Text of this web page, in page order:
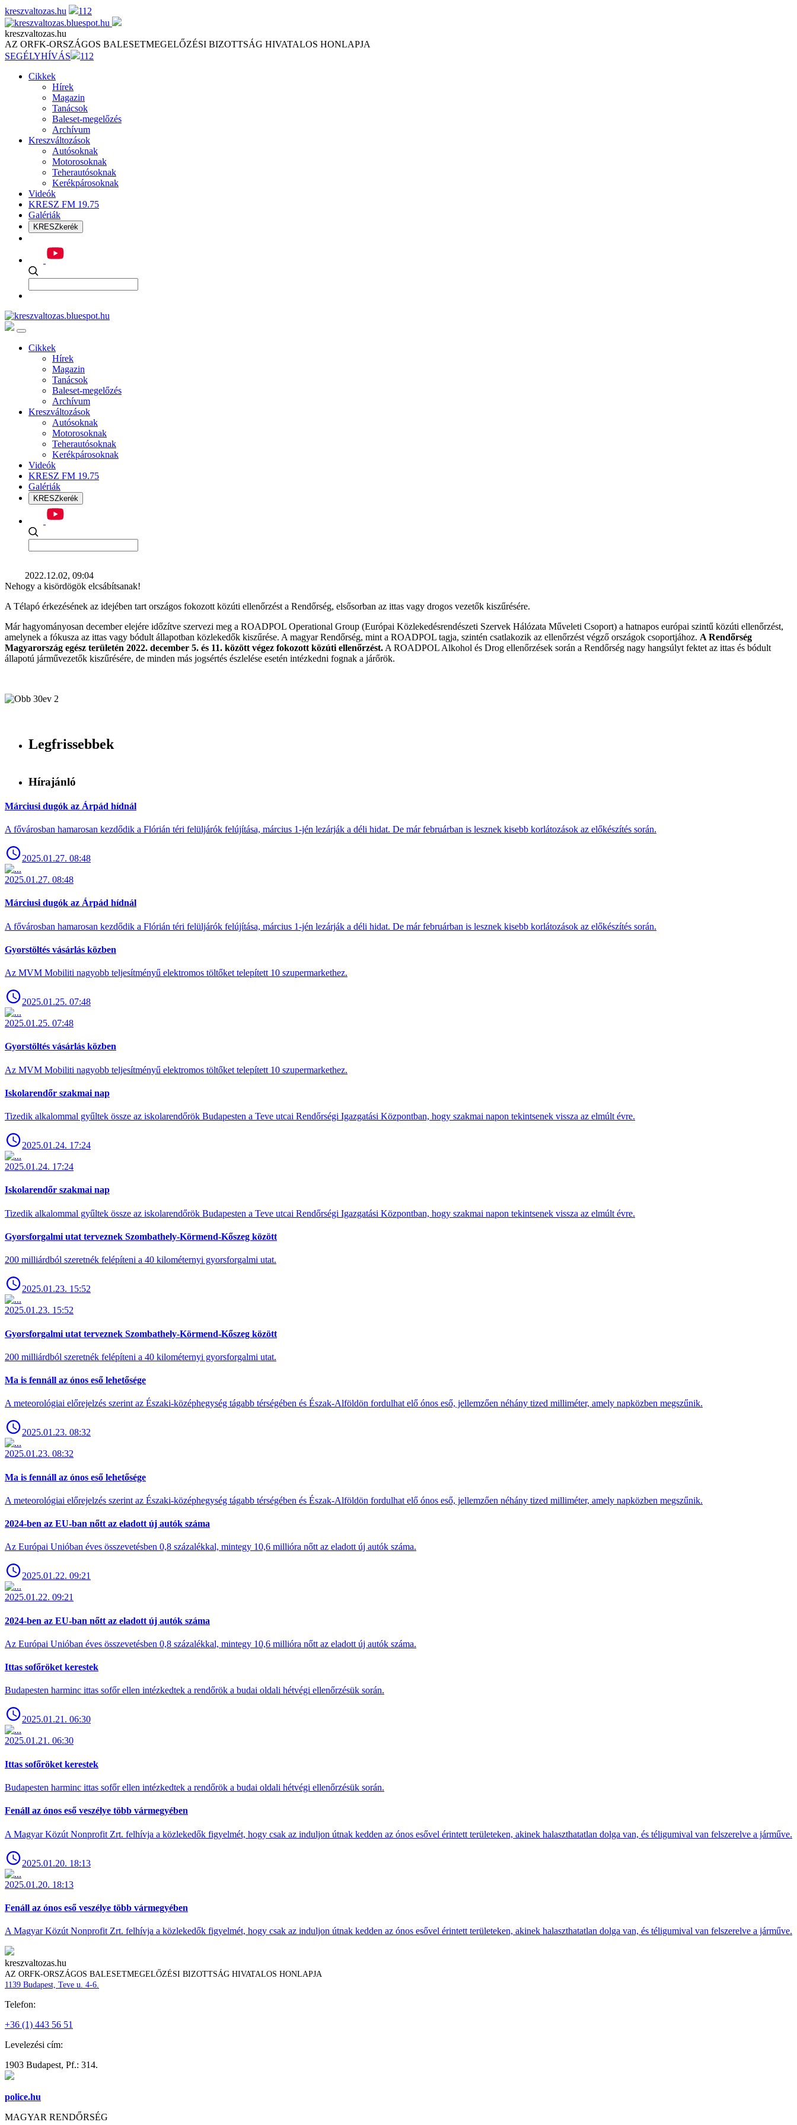
Skip
to
content
kreszvaltozas.hu 112
kreszvaltozas.hu
AZ ORFK-ORSZÁGOS BALESETMEGELŐZÉSI BIZOTTSÁG HIVATALOS HONLAPJA
SEGÉLYHÍVÁS
112
Cikkek
Hírek
Magazin
Tanácsok
Baleset-megelőzés
Archívum
Kreszváltozások
Autósoknak
Motorosoknak
Teherautósoknak
Kerékpárosoknak
Videók
KRESZ FM 19.75
Galériák
KRESZkerék
Cikkek
Hírek
Magazin
Tanácsok
Baleset-megelőzés
Archívum
Kreszváltozások
Autósoknak
Motorosoknak
Teherautósoknak
Kerékpárosoknak
Videók
KRESZ FM 19.75
Galériák
KRESZkerék
2022.12.02, 09:04
Nehogy a kisördögök elcsábítsanak!
A Télapó érkezésének az idejében tart országos fokozott közúti ellenőrzést a Rendőrség, elsősorban az ittas vagy drogos vezetők kiszűrésére.
Már hagyományosan december elejére időzítve szervezi meg a ROADPOL Operational Group (Európai Közlekedésrendészeti Szervek Hálózata Műveleti Csoport) a hatnapos európai szintű közúti ellenőrzést,
amelynek a fókusza az ittas vagy bódult állapotban közlekedők kiszűrése. A magyar Rendőrség, mint a ROADPOL tagja, szintén csatlakozik az ellenőrzést végző országok csoportjához. A Rendőrség
Magyarország egész területén 2022. december 5. és 11. között végez fokozott közúti ellenőrzést. A ROADPOL Alkohol és Drog ellenőrzések során a Rendőrség nagy hangsúlyt fektet az ittas és bódult
állapotú járművezetők kiszűrésére, de minden más jogsértés észlelése esetén intézkedni fognak a járőrök.
Legfrissebbek
Hírajánló
Márciusi dugók az Árpád hídnál
A fővárosban hamarosan kezdődik a Flórián téri felüljárók felújítása, március 1-jén lezárják a déli hidat. De már februárban is lesznek kisebb korlátozások az előkészítés során.
2025.01.27. 08:48
2025.01.27. 08:48
Márciusi dugók az Árpád hídnál
A fővárosban hamarosan kezdődik a Flórián téri felüljárók felújítása, március 1-jén lezárják a déli hidat. De már februárban is lesznek kisebb korlátozások az előkészítés során.
Gyorstöltés vásárlás közben
Az MVM Mobiliti nagyobb teljesítményű elektromos töltőket telepített 10 szupermarkethez.
2025.01.25. 07:48
2025.01.25. 07:48
Gyorstöltés vásárlás közben
Az MVM Mobiliti nagyobb teljesítményű elektromos töltőket telepített 10 szupermarkethez.
Iskolarendőr szakmai nap
Tizedik alkalommal gyűltek össze az iskolarendőrök Budapesten a Teve utcai Rendőrségi Igazgatási Központban, hogy szakmai napon tekintsenek vissza az elmúlt évre.
2025.01.24. 17:24
2025.01.24. 17:24
Iskolarendőr szakmai nap
Tizedik alkalommal gyűltek össze az iskolarendőrök Budapesten a Teve utcai Rendőrségi Igazgatási Központban, hogy szakmai napon tekintsenek vissza az elmúlt évre.
Gyorsforgalmi utat terveznek Szombathely-Körmend-Kőszeg között
200 milliárdból szeretnék felépíteni a 40 kilométernyi gyorsforgalmi utat.
2025.01.23. 15:52
2025.01.23. 15:52
Gyorsforgalmi utat terveznek Szombathely-Körmend-Kőszeg között
200 milliárdból szeretnék felépíteni a 40 kilométernyi gyorsforgalmi utat.
Ma is fennáll az ónos eső lehetősége
A meteorológiai előrejelzés szerint az Északi-középhegység tágabb térségében és Észak-Alföldön fordulhat elő ónos eső, jellemzően néhány tized milliméter, amely napközben megszűnik.
2025.01.23. 08:32
2025.01.23. 08:32
Ma is fennáll az ónos eső lehetősége
A meteorológiai előrejelzés szerint az Északi-középhegység tágabb térségében és Észak-Alföldön fordulhat elő ónos eső, jellemzően néhány tized milliméter, amely napközben megszűnik.
2024-ben az EU-ban nőtt az eladott új autók száma
Az Európai Unióban éves összevetésben 0,8 százalékkal, mintegy 10,6 millióra nőtt az eladott új autók száma.
2025.01.22. 09:21
2025.01.22. 09:21
2024-ben az EU-ban nőtt az eladott új autók száma
Az Európai Unióban éves összevetésben 0,8 százalékkal, mintegy 10,6 millióra nőtt az eladott új autók száma.
Ittas sofőröket kerestek
Budapesten harminc ittas sofőr ellen intézkedtek a rendőrök a budai oldali hétvégi ellenőrzésük során.
2025.01.21. 06:30
2025.01.21. 06:30
Ittas sofőröket kerestek
Budapesten harminc ittas sofőr ellen intézkedtek a rendőrök a budai oldali hétvégi ellenőrzésük során.
Fenáll az ónos eső veszélye több vármegyében
A Magyar Közút Nonprofit Zrt. felhívja a közlekedők figyelmét, hogy csak az induljon útnak kedden az ónos esővel érintett területeken, akinek halaszthatatlan dolga van, és téligumival van felszerelve a járműve.
2025.01.20. 18:13
2025.01.20. 18:13
Fenáll az ónos eső veszélye több vármegyében
A Magyar Közút Nonprofit Zrt. felhívja a közlekedők figyelmét, hogy csak az induljon útnak kedden az ónos esővel érintett területeken, akinek halaszthatatlan dolga van, és téligumival van felszerelve a járműve.
kreszvaltozas.hu
AZ ORFK-ORSZÁGOS BALESETMEGELŐZÉSI BIZOTTSÁG HIVATALOS HONLAPJA
1139 Budapest, Teve u. 4-6.
Telefon:
+36 (1) 443 56 51
Levelezési cím:
1903 Budapest, Pf.: 314.
police.hu
MAGYAR RENDŐRSÉG